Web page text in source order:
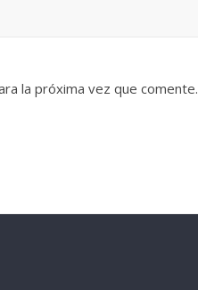
la próxima vez que comente.